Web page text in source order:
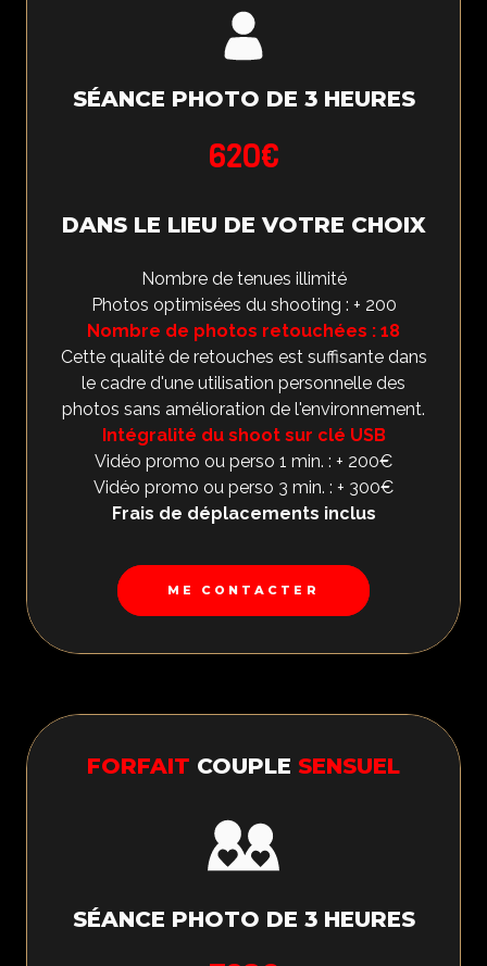
SÉANCE PHOTO DE 3 HEURES
620€
DANS LE LIEU DE VOTRE CHOIX
Nombre de tenues illimité
Photos optimisées du shooting : + 200
Nombre de photos retouchées : 18
Cette qualité de retouches est suffisante dans
le cadre d'une utilisation personnelle des
photos sans amélioration de l'environnement.
Intégralité du shoot sur clé USB
Vidéo promo ou perso 1 min. : + 200€
Vidéo promo ou perso 3 min. : + 300€
Frais de déplacements inclus
ME CONTACTER
FORFAIT COUPLE SENSUEL
SÉANCE PHOTO DE 3 HEURES